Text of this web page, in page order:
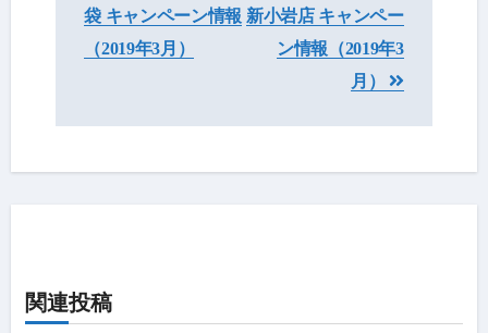
ゲ
ー
ン
袋 キャンペーン情報
（2019年3月）
新小岩店 キャンペー
ン情報（2019年3
月）
関連投稿
キャンペーン情報